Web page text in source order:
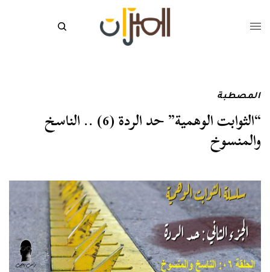
المصطبة
“الثوابت الوهمية” حد الردة (6) .. الناسخ
والمنسوخ